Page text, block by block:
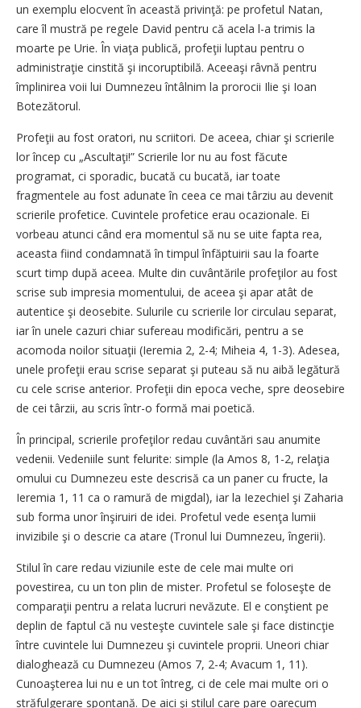
un exemplu elocvent în această privinţă: pe profetul Natan,
care îl mustră pe regele David pentru că acela l-a trimis la
moarte pe Urie. În viaţa publică, profeţii luptau pentru o
administraţie cinstită şi incoruptibilă. Aceeaşi râvnă pentru
împlinirea voii lui Dumnezeu întâlnim la prorocii Ilie şi Ioan
Botezătorul.
Profeţii au fost oratori, nu scriitori. De aceea, chiar şi scrierile
lor încep cu „Ascultaţi!” Scrierile lor nu au fost făcute
programat, ci sporadic, bucată cu bucată, iar toate
fragmentele au fost adunate în ceea ce mai târziu au devenit
scrierile profetice. Cuvintele profetice erau ocazionale. Ei
vorbeau atunci când era momentul să nu se uite fapta rea,
aceasta fiind condamnată în timpul înfăptuirii sau la foarte
scurt timp după aceea. Multe din cuvântările profeţilor au fost
scrise sub impresia momentului, de aceea şi apar atât de
autentice şi deosebite. Sulurile cu scrierile lor circulau separat,
iar în unele cazuri chiar sufereau modificări, pentru a se
acomoda noilor situaţii (Ieremia 2, 2-4; Miheia 4, 1-3). Adesea,
unele profeţii erau scrise separat şi puteau să nu aibă legătură
cu cele scrise anterior. Profeţii din epoca veche, spre deosebire
de cei târzii, au scris într-o formă mai poetică.
În principal, scrierile profeţilor redau cuvântări sau anumite
vedenii. Vedeniile sunt felurite: simple (la Amos 8, 1-2, relaţia
omului cu Dumnezeu este descrisă ca un paner cu fructe, la
Ieremia 1, 11 ca o ramură de migdal), iar la Iezechiel şi Zaharia
sub forma unor înşiruiri de idei. Profetul vede esenţa lumii
invizibile şi o descrie ca atare (Tronul lui Dumnezeu, îngerii).
Stilul în care redau viziunile este de cele mai multe ori
povestirea, cu un ton plin de mister. Profetul se foloseşte de
comparaţii pentru a relata lucruri nevăzute. El e conştient pe
deplin de faptul că nu vesteşte cuvintele sale şi face distincţie
între cuvintele lui Dumnezeu şi cuvintele proprii. Uneori chiar
dialoghează cu Dumnezeu (Amos 7, 2-4; Avacum 1, 11).
Cunoaşterea lui nu e un tot întreg, ci de cele mai multe ori o
străfulgerare spontană. De aici şi stilul care pare oarecum